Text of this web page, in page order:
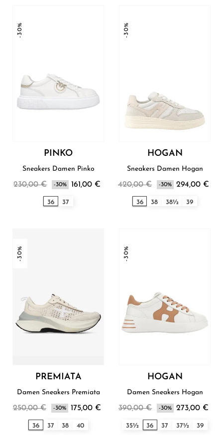
-30%
PINKO
Sneakers Damen Pinko
230,00 € -30% 161,00 €
36 37
-30%
HOGAN
Sneakers Damen Hogan
420,00 € -30% 294,00 €
36 38 38½ 39
-30%
PREMIATA
Damen Sneakers Premiata
250,00 € -30% 175,00 €
36 37 38 40
-30%
HOGAN
Damen Sneakers Hogan
390,00 € -30% 273,00 €
35½ 36 37 37½ 39